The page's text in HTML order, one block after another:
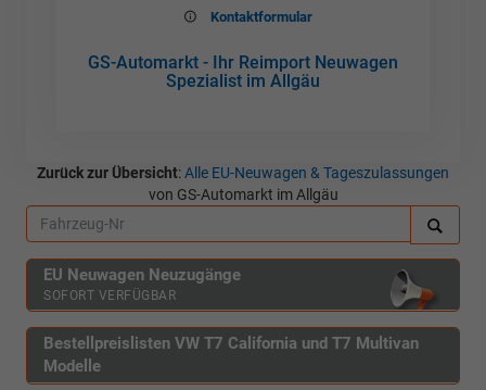
Kontaktformular
GS-Automarkt - Ihr Reimport Neuwagen
Spezialist im Allgäu
Zurück zur Übersicht:Alle EU-Neuwagen & Tageszulassungen
von GS-Automarkt im Allgäu
EU Neuwagen Neuzugänge
SOFORT VERFÜGBAR
Bestellpreislisten VW T7 California und T7 Multivan
Modelle